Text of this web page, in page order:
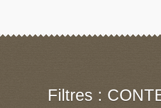
Filtres :